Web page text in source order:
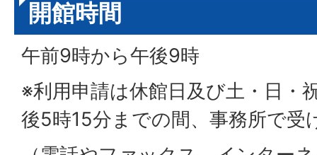
開館時間
午前9時から午後9時
※利用申請は休館日及び土・日・
後5時15分までの間、事務所で受